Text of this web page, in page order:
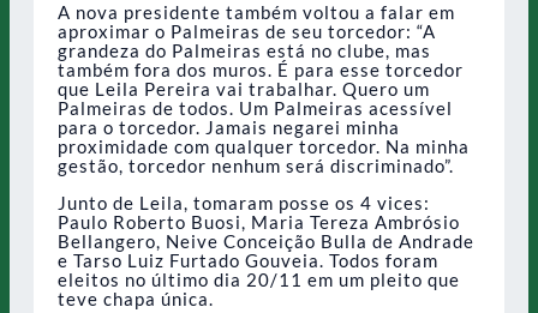
A nova presidente também voltou a falar em
aproximar o Palmeiras de seu torcedor: “A
grandeza do Palmeiras está no clube, mas
também fora dos muros. É para esse torcedor
que Leila Pereira vai trabalhar. Quero um
Palmeiras de todos. Um Palmeiras acessível
para o torcedor. Jamais negarei minha
proximidade com qualquer torcedor. Na minha
gestão, torcedor nenhum será discriminado”.
Junto de Leila, tomaram posse os 4 vices:
Paulo Roberto Buosi, Maria Tereza Ambrósio
Bellangero, Neive Conceição Bulla de Andrade
e Tarso Luiz Furtado Gouveia. Todos foram
eleitos no último dia 20/11 em um pleito que
teve chapa única.